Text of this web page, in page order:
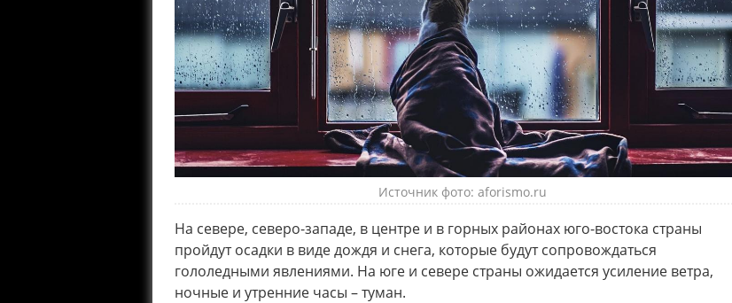
Источник фото: aforismo.ru
На севере, северо-западе, в центре и в горных районах юго-востока страны
пройдут осадки в виде дождя и снега, которые будут сопровождаться
гололедными явлениями. На юге и севере страны ожидается усиление ветра,
ночные и утренние часы – туман.